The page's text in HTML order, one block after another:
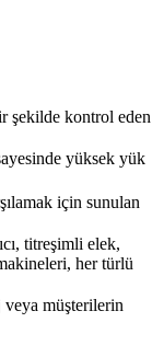
şekilde kontrol eden
yüksek yük
için sunulan
titreşimli elek,
her türlü
veya müşterilerin